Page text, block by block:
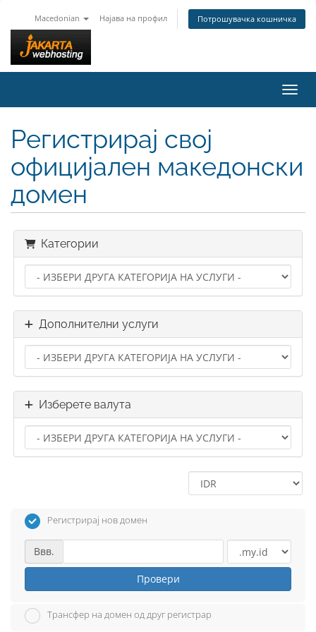
Macedonian Најава на профил Потрошувачка кошничка
Регистрирај свој
официјален македонски
домен
Категории
Дополнителни услуги
Изберете валута
Регистрирај нов домен
Ввв.
Провери
Трансфер на домен од друг регистрар